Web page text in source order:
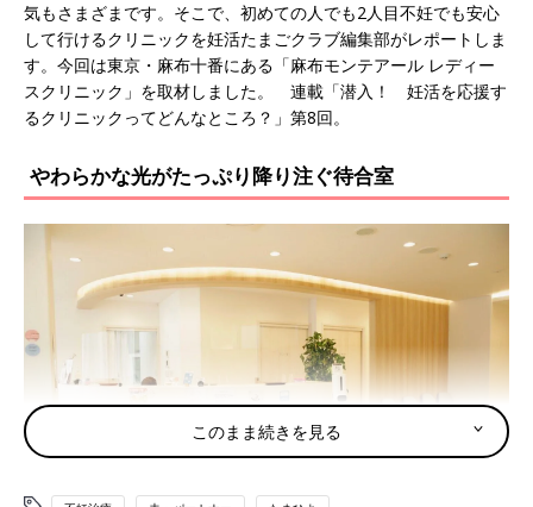
気もさまざまです。そこで、初めての人でも2人目不妊でも安心
して行けるクリニックを妊活たまごクラブ編集部がレポートしま
す。今回は東京・麻布十番にある「麻布モンテアール レディー
スクリニック」を取材しました。 連載「潜入！ 妊活を応援す
るクリニックってどんなところ？」第8回。
やわらかな光がたっぷり降り注ぐ待合室
このまま続きを見る